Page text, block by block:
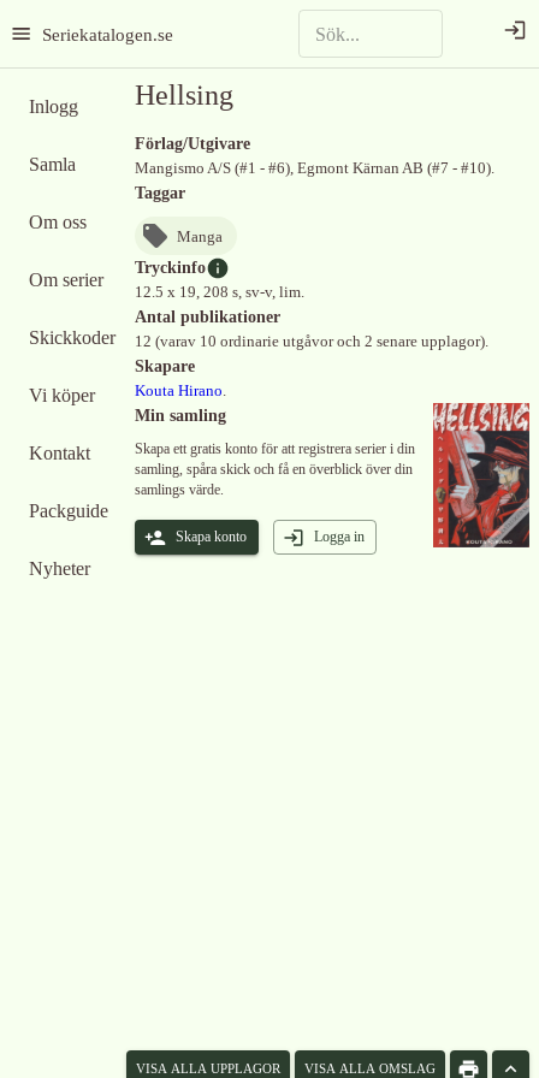
Seriekatalogen.se
Inlogg
Samla
Om oss
Om serier
Skickkoder
Vi köper
Kontakt
Packguide
Nyheter
Hellsing
Förlag/Utgivare
Mangismo A/S (#1 - #6), Egmont Kärnan AB (#7 - #10).
Taggar
Manga
Tryckinfo
12.5 x 19, 208 s, sv-v, lim.
Antal publikationer
12 (varav 10 ordinarie utgåvor och 2 senare upplagor).
Skapare
Kouta Hirano.
Min samling
Skapa ett gratis konto för att registrera serier i din
samling, spåra skick och få en överblick över din
samlings värde.
Skapa konto Logga in
VISA ALLA UPPLAGOR VISA ALLA OMSLAG